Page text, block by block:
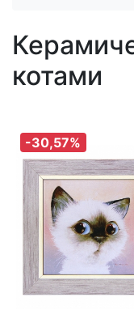
котами
-30,57%